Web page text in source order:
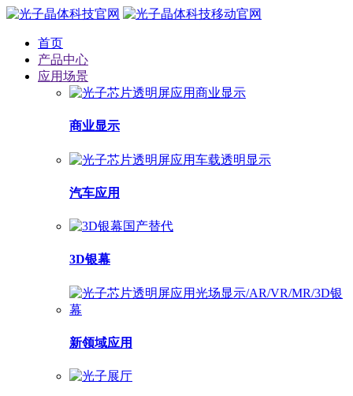
首页
产品中心
应用场景
商业显示
汽车应用
3D银幕
新领域应用